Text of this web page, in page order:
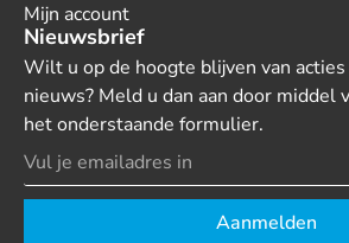
Mijn account
Nieuwsbrief
Wilt u op de hoogte blijven van acties
nieuws? Meld u dan aan door middel
het onderstaande formulier.
Aanmelden